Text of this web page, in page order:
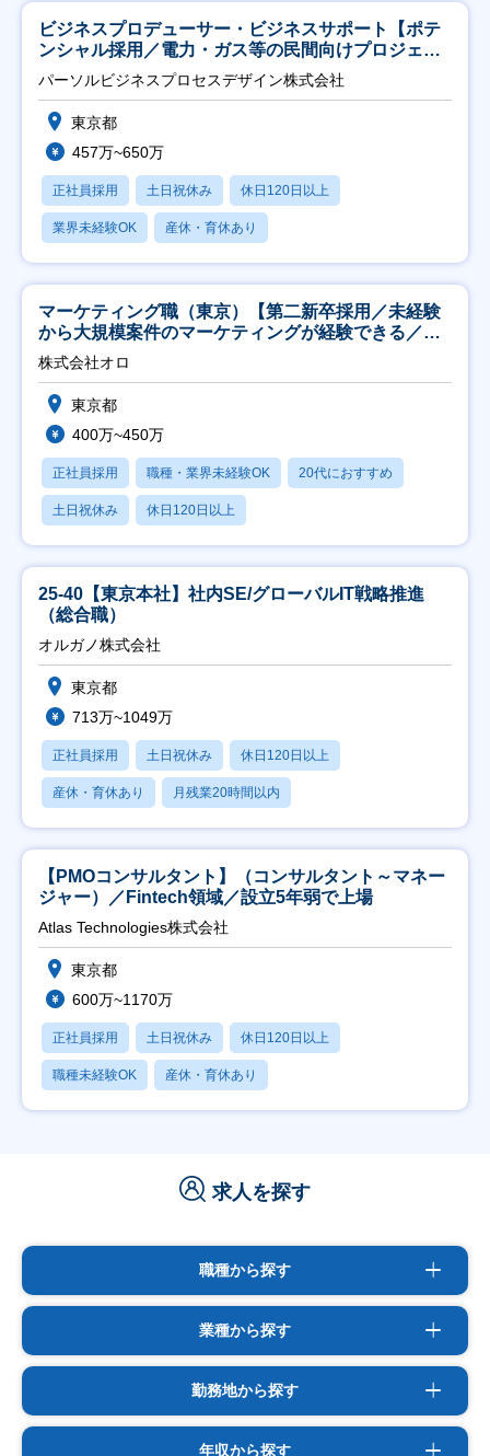
ビジネスプロデューサー・ビジネスサポート【ポテ
ンシャル採用／電力・ガス等の民間向けプロジェク
ト推進】
パーソルビジネスプロセスデザイン株式会社
東京都
457万~650万
正社員採用 土日祝休み 休日120日以上
業界未経験OK 産休・育休あり
マーケティング職（東京）【第二新卒採用／未経験
から大規模案件のマーケティングが経験できる／研
修充実】
株式会社オロ
東京都
400万~450万
正社員採用 職種・業界未経験OK 20代におすすめ
土日祝休み 休日120日以上
25-40【東京本社】社内SE/グローバルIT戦略推進
（総合職）
オルガノ株式会社
東京都
713万~1049万
正社員採用 土日祝休み 休日120日以上
産休・育休あり 月残業20時間以内
【PMOコンサルタント】（コンサルタント～マネー
ジャー）／Fintech領域／設立5年弱で上場
Atlas Technologies株式会社
東京都
600万~1170万
正社員採用 土日祝休み 休日120日以上
職種未経験OK 産休・育休あり
求人を探す
職種から探す
業種から探す
勤務地から探す
年収から探す